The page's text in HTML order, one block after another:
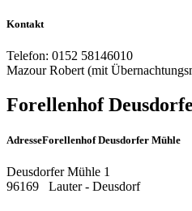
Kontakt
Telefon: 0152 58146010
Mazour Robert (mit
Forellenhof
AdresseForellenhof Deusdorfer Mühle
Deusdorfer Mühle 1
96169
Lauter - Deusdorf